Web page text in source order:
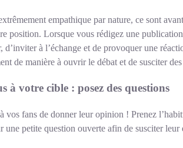
empathique par nature, ce sont
position. Lorsque vous rédigez une
d’inviter à l’échange et de provoquer une
de manière à ouvrir le débat et de susciter
à votre cible : posez des questions
vos fans de donner leur opinion ! Prenez
une petite question ouverte afin de susciter leur